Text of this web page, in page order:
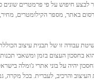
חיפוש על פי פרמטרים שונים
באתר, מספר הקילומטרים, מחיר,
עבודה זו של תבנית עיצוב הכוללת
בחסכון העצום בזמן ומשאבי
יהיה על בוני אתרי ג'ומלה
והרכיב, לעברית. בכל מקרה,